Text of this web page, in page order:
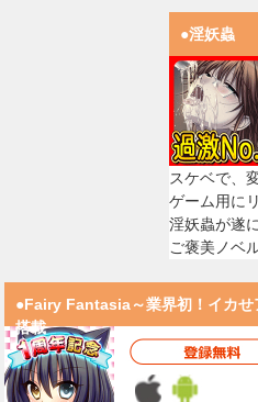
●淫妖蟲
スケベで、
ゲーム用に
淫妖蟲が遂
ご褒美ノベ
●Fairy Fantasia～業界初！イカせ
搭載